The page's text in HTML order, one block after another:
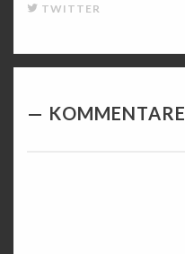
TWITTER
KOMMENTARE